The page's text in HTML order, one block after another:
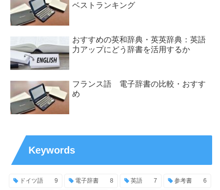
ベストランキング
おすすめの英和辞典・英英辞典：英語
力アップにどう辞書を活用するか
フランス語 電子辞書の比較・おすす
め
Keywords
ドイツ語 9 電子辞書 8 英語 7 参考書 6